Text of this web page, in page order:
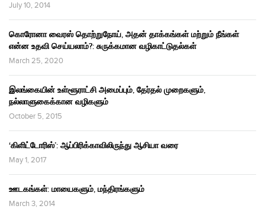
July 10, 2014
கொரோனா வைரஸ் தொற்றுநோய், அதன் தாக்கங்கள் மற்றும் நீங்கள்
என்ன உதவி செய்யலாம்?: சுருக்கமான வழிகாட்டுதல்கள்
March 25, 2020
இலங்கையின் உள்ளூராட்சி அமைப்பும், தேர்தல் முறைகளும்,
நல்லாளுகைக்கான வழிகளும்
October 5, 2015
‘கிளிட்டோரிஸ்’: ஆப்பிரிக்காவிலிருந்து ஆசியா வரை
May 1, 2017
ஊடகங்கள்: மாயைகளும், மந்திரங்களும்
March 3, 2014